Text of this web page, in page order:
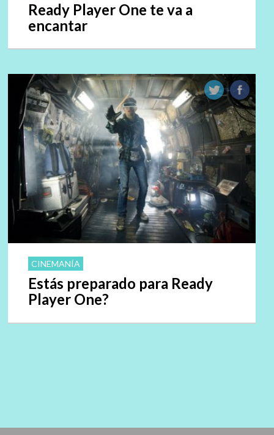
Ready Player One te va a
encantar
CINEMANÍA
Estás preparado para Ready
Player One?